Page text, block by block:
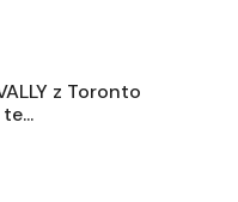
z Toronto